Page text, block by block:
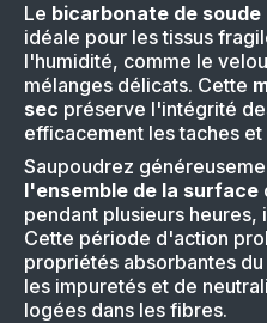
Le bicarbonate de soude
idéale pour les tissus
l'humidité, comme le
mélanges délicats. Cette
sec préserve l'intégrité
efficacement les taches
Saupoudrez
l'ensemble de la surface
pendant plusieurs heures,
Cette période d'action
propriétés absorbantes
les impuretés et de
logées dans les fibres.